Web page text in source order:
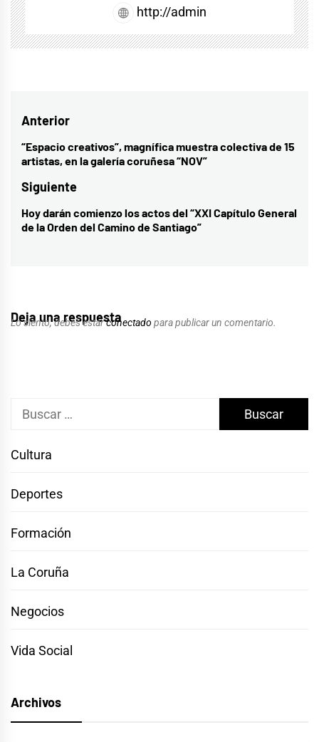
http://admin
Navegación
de
entradas
Anterior
Entrada
anterior:
“Espacio creativos”, magnífica muestra colectiva de 15
artistas, en la galería coruñesa “NOV”
Siguiente
Entrada
siguiente:
Hoy darán comienzo los actos del “XXI Capítulo General
de la Orden del Camino de Santiago”
Deja una respuesta
Lo siento, debes estarconectado para publicar un comentario.
Buscar:
Cultura
Deportes
Formación
La Coruña
Negocios
Vida Social
Archivos